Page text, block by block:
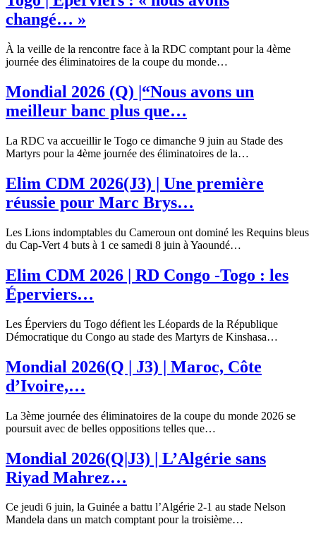
changé… »
À la veille de la rencontre face à la RDC comptant pour la 4ème
journée des éliminatoires de la coupe du monde…
Mondial 2026 (Q) |“Nous avons un
meilleur banc plus que…
La RDC va accueillir le Togo ce dimanche 9 juin au Stade des
Martyrs pour la 4ème journée des éliminatoires de la…
Elim CDM 2026(J3) | Une première
réussie pour Marc Brys…
Les Lions indomptables du Cameroun ont dominé les Requins bleus
du Cap-Vert 4 buts à 1 ce samedi 8 juin à Yaoundé…
Elim CDM 2026 | RD Congo -Togo : les
Éperviers…
Les Éperviers du Togo défient les Léopards de la République
Démocratique du Congo au stade des Martyrs de Kinshasa…
Mondial 2026(Q | J3) | Maroc, Côte
d’Ivoire,…
La 3ème journée des éliminatoires de la coupe du monde 2026 se
poursuit avec de belles oppositions telles que…
Mondial 2026(Q|J3) | L’Algérie sans
Riyad Mahrez…
Ce jeudi 6 juin, la Guinée a battu l’Algérie 2-1 au stade Nelson
Mandela dans un match comptant pour la troisième…